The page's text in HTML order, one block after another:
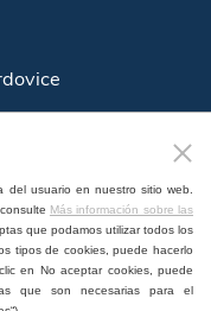
del usuario en nuestro sitio web.
Más información sobre las
que podamos utilizar todos los
tipos de cookies, puede hacerlo
en No aceptar cookies, puede
que son necesarias para el